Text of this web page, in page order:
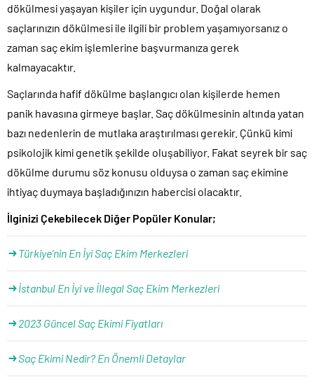
dökülmesi yaşayan kişiler için uygundur. Doğal olarak
saçlarınızın dökülmesi ile ilgili bir problem yaşamıyorsanız o
zaman saç ekim işlemlerine başvurmanıza gerek
kalmayacaktır.
Saçlarında hafif dökülme başlangıcı olan kişilerde hemen
panik havasına girmeye başlar. Saç dökülmesinin altında yatan
bazı nedenlerin de mutlaka araştırılması gerekir. Çünkü kimi
psikolojik kimi genetik şekilde oluşabiliyor. Fakat seyrek bir saç
dökülme durumu söz konusu olduysa o zaman saç ekimine
ihtiyaç duymaya başladığınızın habercisi olacaktır.
İlginizi Çekebilecek Diğer Popüler Konular;
Türkiye’nin En İyi Saç Ekim Merkezleri
İstanbul En İyi ve İllegal Saç Ekim Merkezleri
2023 Güncel Saç Ekimi Fiyatları
Saç Ekimi Nedir? En Önemli Detaylar